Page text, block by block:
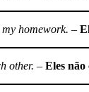
my homework. –
other. – Eles não